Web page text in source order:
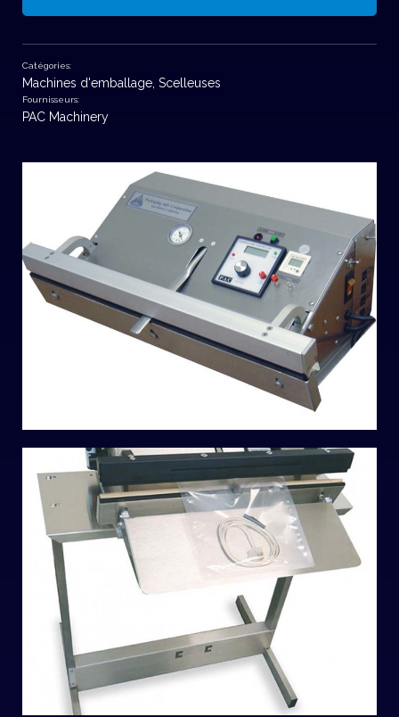
Catégories:
Machines d'emballage Scelleuses
Fournisseurs:
PAC Machinery